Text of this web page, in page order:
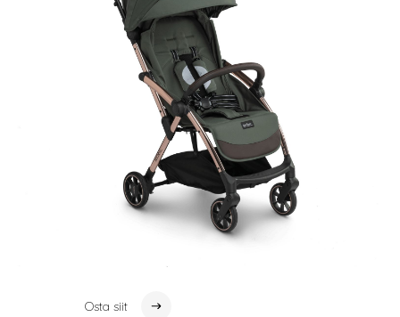
Osta siit